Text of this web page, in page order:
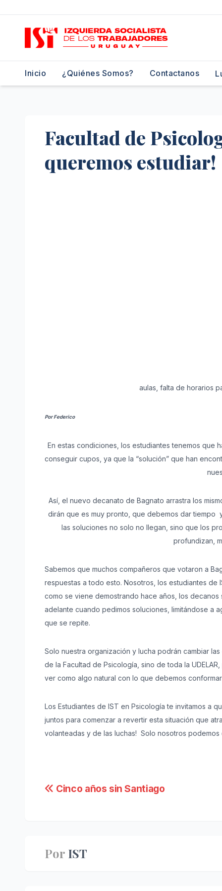
contenido
Inicio ¿Quiénes Somos? Contactanos
Facultad de
queremos estudiar!
aulas, falta de horarios
Por Federico
En estas condiciones, los estudiantes tenemos que
conseguir cupos, ya que la “solución” que han
Así, el nuevo decanato de Bagnato arrastra los
dirán que es muy pronto, que debemos dar tiempo
las soluciones no solo no llegan, sino que los
profundizan,
Sabemos que muchos compañeros que votaron a
respuestas a todo esto. Nosotros, los estudiantes de
como se viene demostrando hace años, los
adelante cuando pedimos soluciones, limitándose a
que se repite.
Solo nuestra organización y lucha podrán cambiar
de la Facultad de Psicología, sino de toda la
ver como algo natural con lo que debemos
Los Estudiantes de IST en Psicología te invitamos a
juntos para comenzar a revertir esta situación que
volanteadas y de las luchas! Solo nosotros
Navegación
Cinco años sin Santiago
Por IST